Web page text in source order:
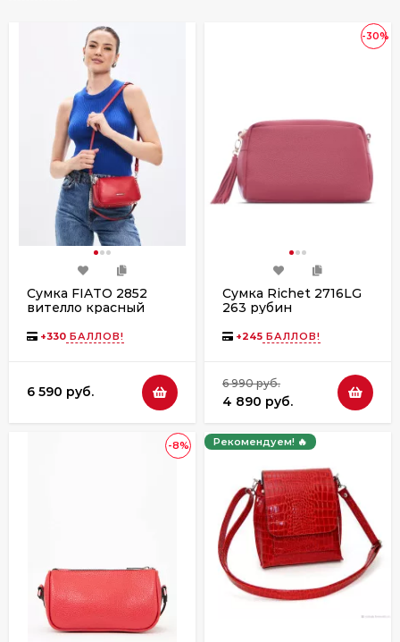
Сумка FIATO 2852
вителло красный
+330 БАЛЛОВ!
6 590 руб.
-30%
Сумка Richet 2716LG
263 рубин
+245 БАЛЛОВ!
6 990 руб.
4 890 руб.
-8% Рекомендуем! 🔥